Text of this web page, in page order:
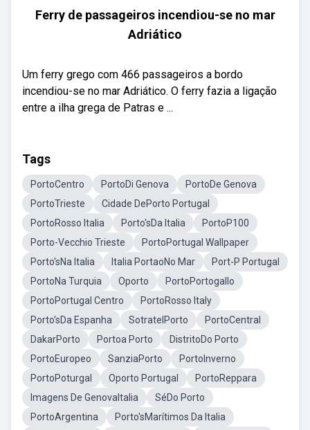
Ferry de passageiros incendiou-se no mar
Adriático
Um ferry grego com 466 passageiros a bordo
incendiou-se no mar Adriático. O ferry fazia a ligação
entre a ilha grega de Patras e ...
Tags
PortoCentro PortoDi Genova
PortoDe Genova
PortoTrieste
Cidade DePorto Portugal
PortoRosso Italia
Porto'sDa Italia
PortoP100
Porto-Vecchio Trieste
PortoPortugal Wallpaper
Porto'sNa Italia
Italia PortaoNo Mar
Port-P Portugal
PortoNa Turquia
Oporto
PortoPortogallo
PortoPortugal Centro
PortoRosso Italy
Porto'sDa Espanha
SotratelPorto
PortoCentral
DakarPorto
Portoa Porto
DistritoDo Porto
PortoEuropeo
SanziaPorto
PortoInverno
PortoPoturgal
Oporto Portugal
PortoReppara
Imagens De GenovaItalia
SéDo Porto
PortoArgentina
Porto'sMarítimos Da Italia